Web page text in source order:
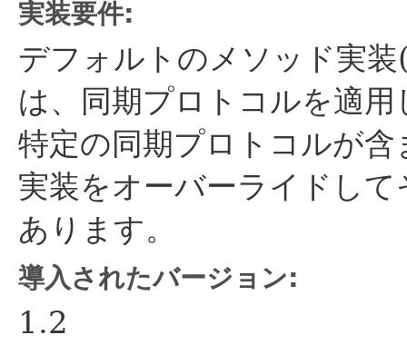
実装要件:
デフォルトのメソッド実
は、同期プロトコルを適用
特定の同期プロトコルが
実装をオーバーライドし
あります。
導入されたバージョン:
1.2